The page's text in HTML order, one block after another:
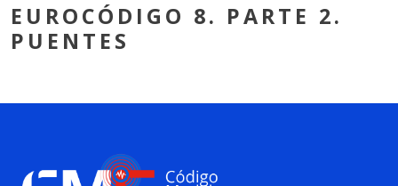
EUROCÓDIGO 8. PARTE 2.
PUENTES